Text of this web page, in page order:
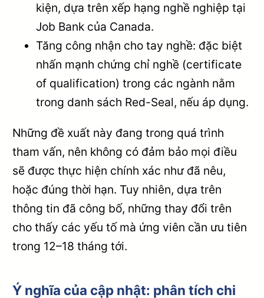
kiện, dựa trên xếp hạng nghề nghiệp tại
Job Bank của Canada.
Tăng công nhận cho tay nghề: đặc biệt
nhấn mạnh chứng chỉ nghề (certificate
of qualification) trong các ngành nằm
trong danh sách Red-Seal, nếu áp dụng.
Những đề xuất này đang trong quá trình
tham vấn, nên không có đảm bảo mọi điều
sẽ được thực hiện chính xác như đã nêu,
hoặc đúng thời hạn. Tuy nhiên, dựa trên
thông tin đã công bố, những thay đổi trên
cho thấy các yếu tố mà ứng viên cần ưu tiên
trong 12–18 tháng tới.
Ý nghĩa của cập nhật: phân tích chi